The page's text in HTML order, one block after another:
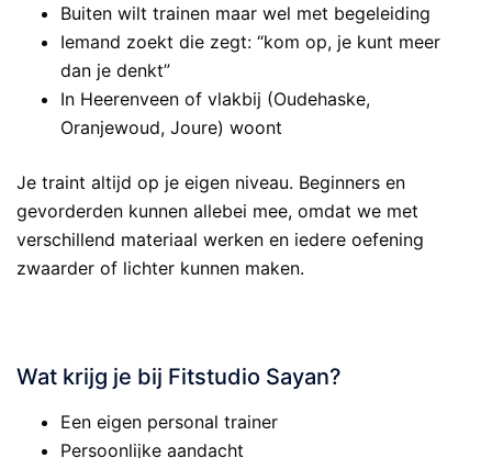
Buiten wilt trainen maar wel met begeleiding
Iemand zoekt die zegt: “kom op, je kunt meer
dan je denkt”
In Heerenveen of vlakbij (Oudehaske,
Oranjewoud, Joure) woont
Je traint altijd op je eigen niveau. Beginners en
gevorderden kunnen allebei mee, omdat we met
verschillend materiaal werken en iedere oefening
zwaarder of lichter kunnen maken.
Wat krijg je bij Fitstudio Sayan?
Een eigen personal trainer
Persoonlijke aandacht